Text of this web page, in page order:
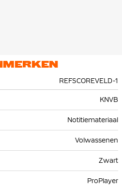
REFSCOREVELD-1
KNVB
Notitiemateriaal
Volwassenen
Zwart
ProPlayer